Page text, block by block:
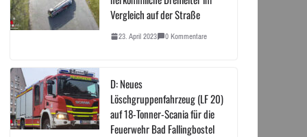
Vergleich auf der Straße
23. April 2023 0 Kommentare
D: Neues
Löschgruppenfahrzeug (LF 20)
auf 18-Tonner-Scania für die
Feuerwehr Bad Fallingbostel